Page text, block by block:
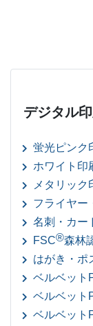
デジタル
蛍光ピンク
ホワイト印
メタリック
フライヤー
名刺・カー
FSC®森林
はがき・ポ
ベルベット
ベルベット
ベルベット